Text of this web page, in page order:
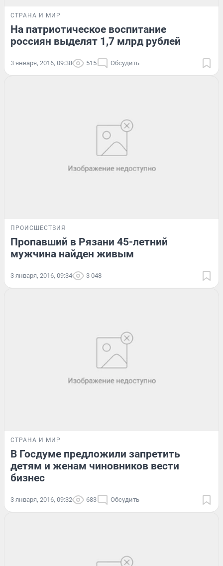
СТРАНА И МИР
На патриотическое воспитание
россиян выделят 1,7 млрд рублей
3 января, 2016, 09:38 515 Обсудить
ПРОИСШЕСТВИЯ
Пропавший в Рязани 45-летний
мужчина найден живым
3 января, 2016, 09:34 3 048
СТРАНА И МИР
В Госдуме предложили запретить
детям и женам чиновников вести
бизнес
3 января, 2016, 09:32 683 Обсудить